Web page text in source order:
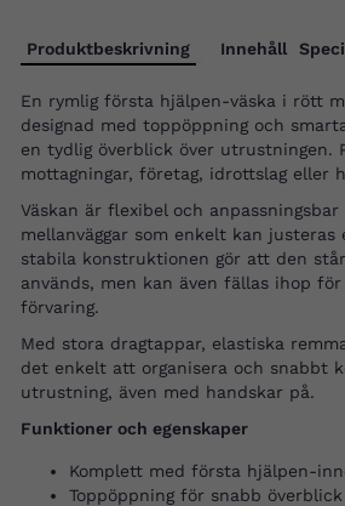
Produktbeskrivning Innehåll
En rymlig första hjälpen-väska i rött
designad med toppöppning och
en tydlig överblick över utrustningen.
mottagningar, företag, idrottslag eller
Väskan är flexibel och
mellanväggar som enkelt kan justeras
stabila konstruktionen gör att den
används, men kan även fällas ihop
förvaring.
Med stora dragtappar, elastiska
det enkelt att organisera och snabbt
utrustning, även med handskar på.
Funktioner och egenskaper
Komplett med första hjälpen-
Toppöppning för snabb överblick